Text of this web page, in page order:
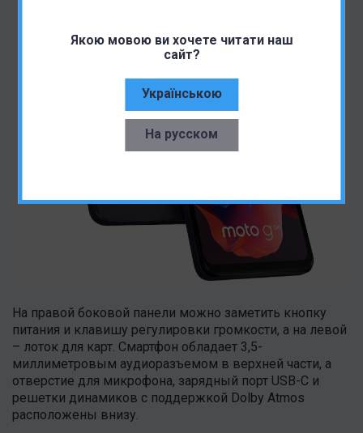
Якою мовою ви хочете читати наш
сайт?
Українською
На русском
На правой боковой панели можно заметить кнопку
питания и клавишу регулировки громкости, а на левой
– лоток для карт. Смартфон обладает 3,5-
миллиметровым аудиоразъемом в верхней части, а
отверстие для микрофона, зарядный порт USB-C и
решетки динамиков с поддержкой Dolby Atmos
расположены внизу.